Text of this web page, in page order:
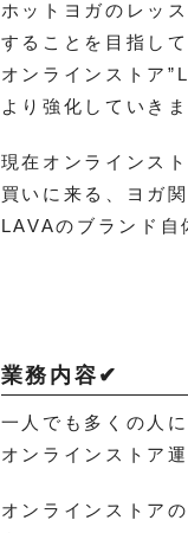
ホットヨガのレッ
することを目指し
オンラインストア
より強化していきま
現在オンラインス
買いに来る、ヨガ
LAVAのブランド自
業務内容✔
一人でも多くの人
オンラインストア
オンラインストア